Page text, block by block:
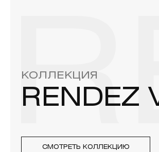
4. Специалисты обычно рекомендуют
КОЛЛЕКЦИЯ
RENDEZ
СМОТРЕТЬ КОЛЛЕКЦИЮ